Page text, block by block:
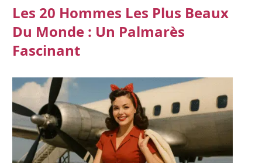
Les 20 Hommes Les Plus Beaux
Du Monde : Un Palmarès
Fascinant